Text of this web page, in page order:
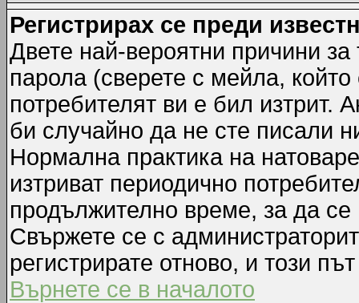
Регистрирах се преди
Двете най-вероятни причини
парола (сверете с мейла,
потребителят ви е бил изтрит.
би случайно да не сте писали
Нормална практика на
изтриват периодично
продължително време, за да
Свържете се с
регистрирате отново, и този
Върнете се в началото